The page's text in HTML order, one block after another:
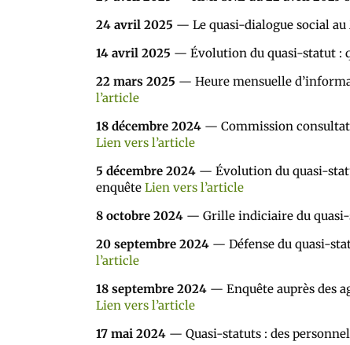
24 avril 2025 — Le quasi-dialogue social au
14 avril 2025 — Évolution du quasi-statut :
22 mars 2025 — Heure mensuelle
l’article
18 décembre 2024 — Commission
Lien vers l’article
5 décembre 2024 — Évolution du quasi-
enquête Lien vers l’article
8 octobre 2024 — Grille indiciaire du
20 septembre 2024 — Défense du quasi-
l’article
18 septembre 2024 — Enquête auprès des
Lien vers l’article
17 mai 2024 — Quasi-statuts : des